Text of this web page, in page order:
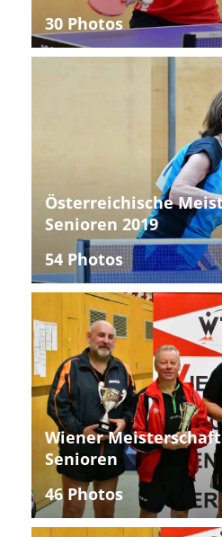
30 Photos
Österreichische
Senioren 2019
54 Photos
Wiener
Senioren
46 Photos